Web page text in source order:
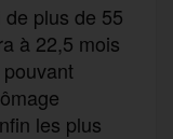
de plus de 55
à 22,5 mois
les plus